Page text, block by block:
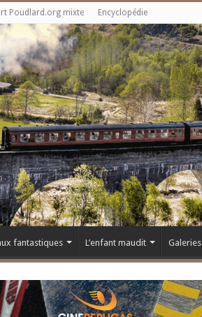
Poudlard.org mixte Encyclopédie
fantastiques L’enfant maudit Galeries